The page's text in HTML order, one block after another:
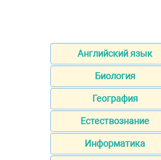
Английский язык
Биология
География
Естествознание
Информатика